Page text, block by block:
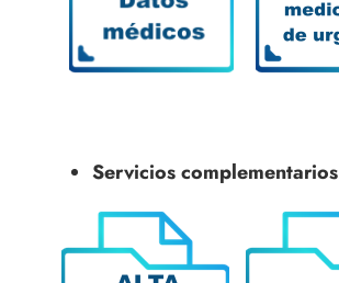
Servicios complementarios